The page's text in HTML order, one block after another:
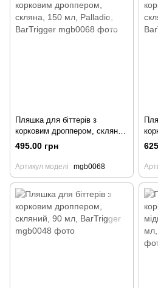
Пляшка для біттерів з
корковим дроппером, скляна,
150 мл, Palladio, BarTrigger
495.00 грн
Артикул моделі mgb0068